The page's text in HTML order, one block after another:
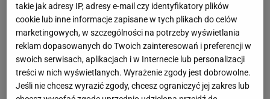
polskiegoskoczka w najlepszej "dziesiątce"
zawodów. Lepiej prezentował się tylko
Kamil Stoch
który zajął trzecie miejsce w Klingenthal. Wiślanin
wreszcie odetchnął i był zadowolony ze swoich
skoków na 137 i 132,5 metra.
takie jak adresy IP, adresy e-mail czy identyfikatory plików
cookie lub inne informacje zapisane w tych plikach do celów
marketingowych, w szczególności na potrzeby wyświetlania
reklam dopasowanych do Twoich zainteresowań i preferencji w
swoich serwisach, aplikacjach i w Internecie lub personalizacji
treści w nich wyświetlanych. Wyrażenie zgody jest dobrowolne.
Jeśli nie chcesz wyrazić zgody, chcesz ograniczyć jej zakres lub